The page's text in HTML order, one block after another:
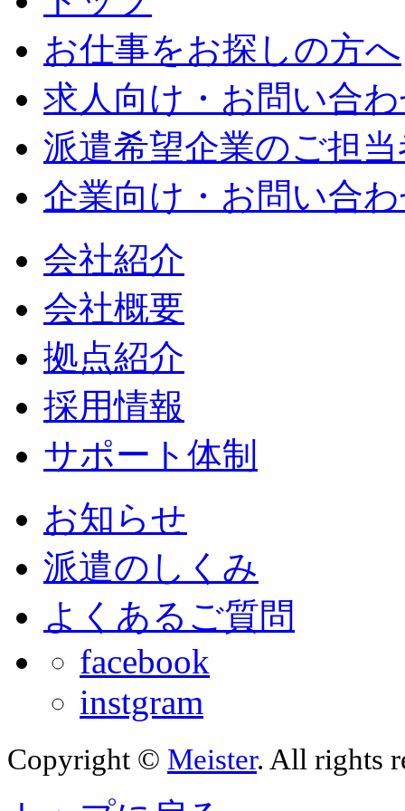
お仕事をお探しの方へ
求人向け・お問い合
派遣希望企業のご担
企業向け・お問い合
会社紹介
会社概要
拠点紹介
採用情報
サポート体制
お知らせ
派遣のしくみ
よくあるご質問
facebook
instgram
Copyright © Meister. All rights